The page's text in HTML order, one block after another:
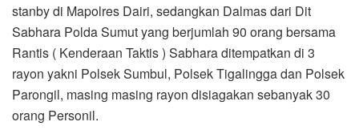
stanby di Mapolres Dairi, sedangkan Dalmas dari Dit
Sabhara Polda Sumut yang berjumlah 90 orang bersama
Rantis ( Kenderaan Taktis ) Sabhara ditempatkan di 3
rayon yakni Polsek Sumbul, Polsek Tigalingga dan Polsek
Parongil, masing masing rayon disiagakan sebanyak 30
orang Personil.